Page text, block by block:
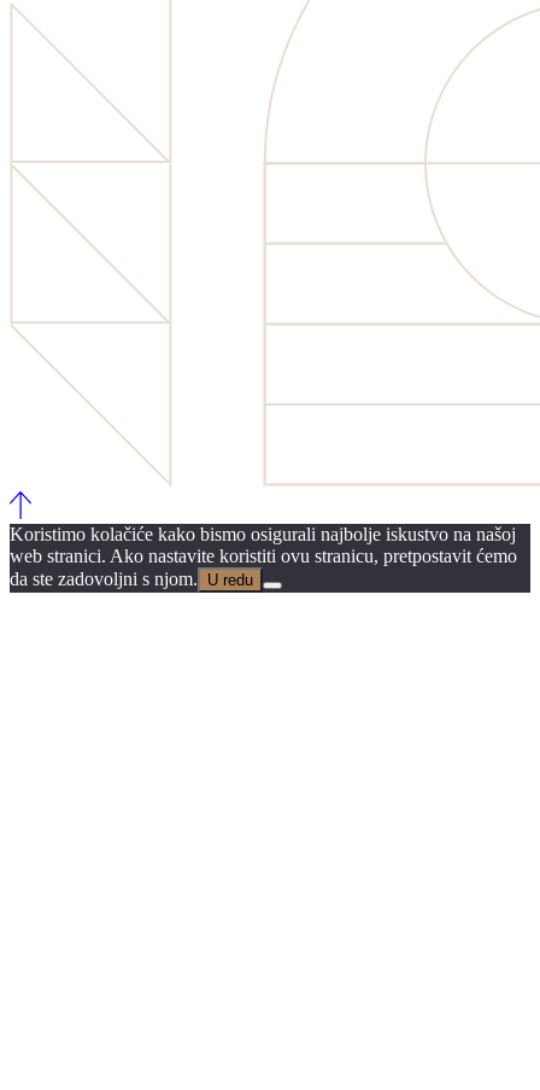
Koristimo kolačiće kako bismo osigurali najbolje iskustvo na našoj
web stranici. Ako nastavite koristiti ovu stranicu, pretpostavit ćemo
da ste zadovoljni s njom.
U redu